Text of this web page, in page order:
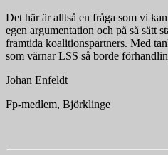
Det här är alltså en fråga som vi
egen argumentation och på så sätt
framtida koalitionspartners. Med
som värnar LSS så borde
Johan Enfeldt
Fp-medlem, Björklinge